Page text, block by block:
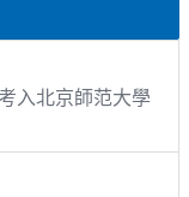
入北京師范大學